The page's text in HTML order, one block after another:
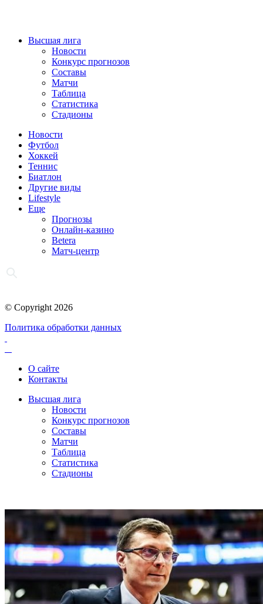
Высшая лига
Новости
Конкурс прогнозов
Составы
Матчи
Таблица
Статистика
Стадионы
Новости
Футбол
Хоккей
Теннис
Биатлон
Другие виды
Lifestyle
Еще
Прогнозы
Онлайн-казино
Betera
Матч-центр
© Copyright 2026
Политика обработки данных
О сайте
Контакты
Высшая лига
Новости
Конкурс прогнозов
Составы
Матчи
Таблица
Статистика
Стадионы